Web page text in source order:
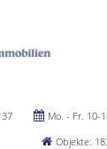
Mo. - Fr. 10-
Objekte: